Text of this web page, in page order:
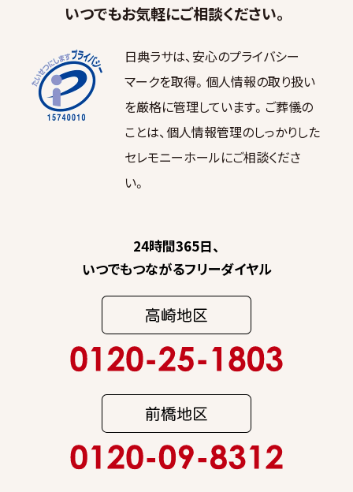
いつでもお気軽にご相談ください。
日典ラサは、安心のプライバシー
マークを取得。個人情報の取り扱い
を厳格に管理しています。ご葬儀の
ことは、個人情報管理のしっかりした
セレモニーホールにご相談くださ
い。
24時間365日、
いつでもつながるフリーダイヤル